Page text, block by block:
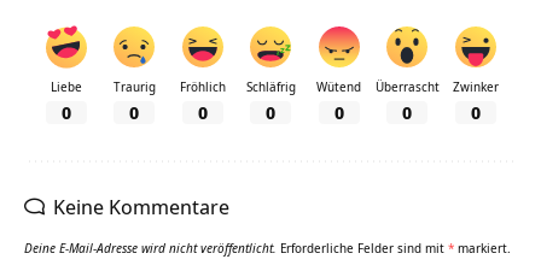
Liebe
0
Traurig
0
Fröhlich
0
Schläfrig
0
Wütend
0
Überrascht
0
Zwinker
0
Keine Kommentare
Deine E-Mail-Adresse wird nicht veröffentlicht. Erforderliche Felder sind mit * markiert.